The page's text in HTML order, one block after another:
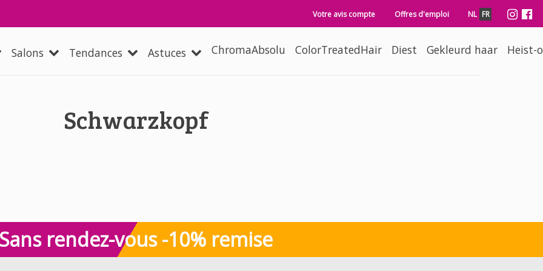
Secondary navigation
Votre avis compte Offres d'emploi NL FR
navigation
Salons Tendances Astuces ChromaAbsolu ColorTreatedHair Diest Gekleurd haar Heist-
Schwarzkopf
Sans rendez-vous -10% remise